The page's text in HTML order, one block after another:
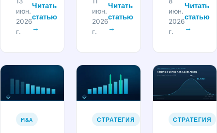
июн.
2026
г.
Читать
статью
→
июн.
2026
г.
Читать
статью
→
июн.
2026
г.
Читать
статью
→
M&A СТРАТЕГИЯ СТРАТЕГИЯ